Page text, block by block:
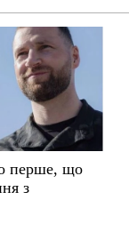
перше, що
з